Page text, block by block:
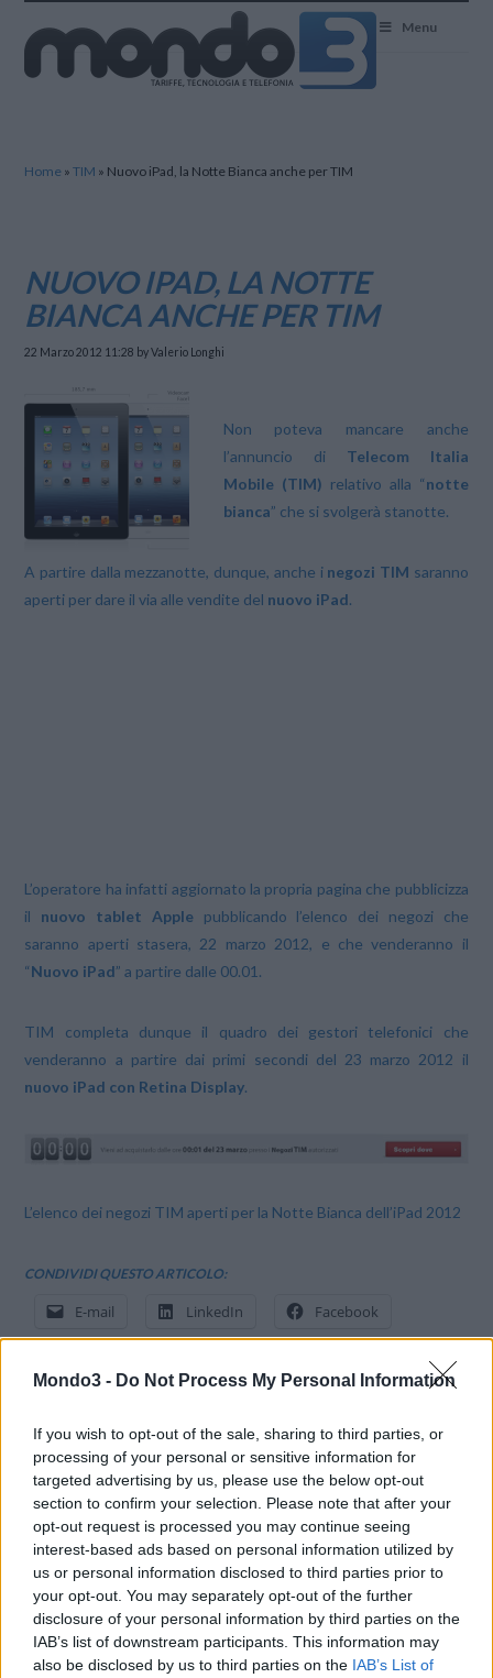
Mondo3 - Do Not Process My Personal Information
If you wish to opt-out of the sale, sharing to third parties, or
processing of your personal or sensitive information for
targeted advertising by us, please use the below opt-out
section to confirm your selection. Please note that after your
opt-out request is processed you may continue seeing
interest-based ads based on personal information utilized by
us or personal information disclosed to third parties prior to
your opt-out. You may separately opt-out of the further
disclosure of your personal information by third parties on the
IAB’s list of downstream participants. This information may
also be disclosed by us to third parties on the IAB’s List of
Menu
Home »TIM » Nuovo iPad, la Notte Bianca anche per TIM
NUOVO IPAD, LA NOTTE
BIANCA ANCHE PER TIM
22 Marzo 2012 11:28 by Valerio Longhi
Non poteva mancare anche
l’annuncio di Telecom Italia
Mobile (TIM) relativo alla “notte
bianca” che si svolgerà stanotte.
A partire dalla mezzanotte, dunque, anche i negozi TIM saranno
aperti per dare il via alle vendite del nuovo iPad.
L’operatore ha infatti aggiornato la propria pagina che pubblicizza
il nuovo tablet Applepubblicando l’elenco dei negozi che
saranno aperti stasera, 22 marzo 2012, e che venderanno il
“Nuovo iPad” a partire dalle 00.01.
TIM completa dunque il quadro dei gestori telefonici che
venderanno a partire dai primi secondi del 23 marzo 2012 il
nuovo iPad con Retina Display.
L’elenco dei negozi TIM aperti per la Notte Bianca dell’iPad 2012
CONDIVIDI QUESTO ARTICOLO:
E-mail LinkedIn Facebook
LE MIGLIORI OFFERTE AMAZON